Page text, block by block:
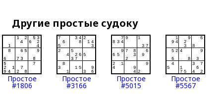
Другие простые судоку
Простое
#1806
Простое
#3166
Простое
#5015
Простое
#5567